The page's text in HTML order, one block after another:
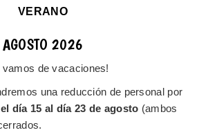
cedidos a terceros).
consiento exprésamente el tratamiento
VERANO
AGOSTO 2026
vamos de vacaciones!
una reducción de personal por
día 15 al día 23 de agosto (ambos